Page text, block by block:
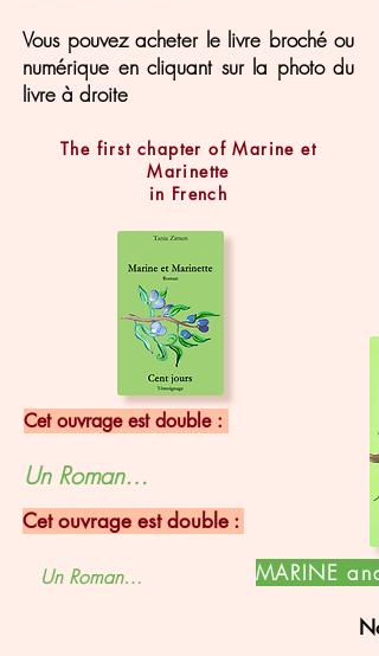
Vous pouvez acheter le livre broché ou
numérique en cliquant sur la photo du
livre à droite
The first chapter of Marine et
Marinette
in French
Cet ouvrage est double :
Un Roman…
Cet ouvrage est double :
Un Roman… MARINE